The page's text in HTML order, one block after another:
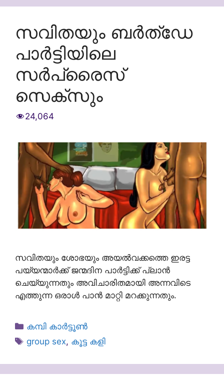
സവിതയും ബർത്ഡേ
പാർട്ടിയിലെ
സർപ്രൈസ്
സെക്സും
24,064
സവിതയും ശോഭയും അയൽവക്കത്തെ ഇരട്ട
പയ്യന്മാർക്ക് ജന്മദിന പാർട്ടിക്ക് പ്ലാൻ
ചെയ്യുന്നതും അവിചാരിതമായി അന്നവിടെ
എത്തുന്ന ഒരാൾ പാൻ മാറ്റി മറക്കുന്നതും.
Categories
കമ്പി കാർട്ടൂൺ
Tags
group sex, കൂട്ട കളി